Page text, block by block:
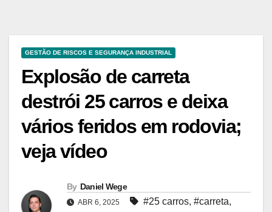
GESTÃO DE RISCOS E SEGURANÇA INDUSTRIAL
Explosão de carreta
destrói 25 carros e deixa
vários feridos em rodovia;
veja vídeo
By Daniel Wege
ABR 6, 2025 #25 carros, #carreta,